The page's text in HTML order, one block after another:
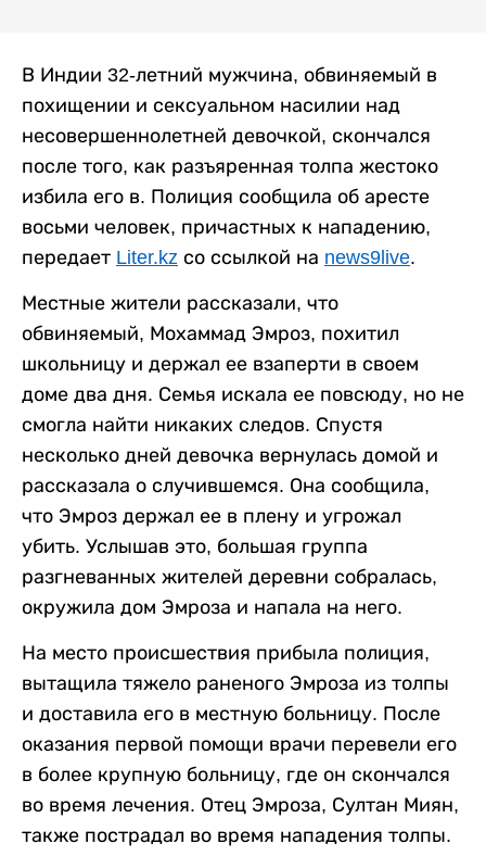
В Индии 32-летний мужчина, обвиняемый в
похищении и сексуальном насилии над
несовершеннолетней девочкой, скончался
после того, как разъяренная толпа жестоко
избила его в. Полиция сообщила об аресте
восьми человек, причастных к нападению,
передает Liter.kz со ссылкой на news9live.
Местные жители рассказали, что
обвиняемый, Мохаммад Эмроз, похитил
школьницу и держал ее взаперти в своем
доме два дня. Семья искала ее повсюду, но не
смогла найти никаких следов. Спустя
несколько дней девочка вернулась домой и
рассказала о случившемся. Она сообщила,
что Эмроз держал ее в плену и угрожал
убить. Услышав это, большая группа
разгневанных жителей деревни собралась,
окружила дом Эмроза и напала на него.
На место происшествия прибыла полиция,
вытащила тяжело раненого Эмроза из толпы
и доставила его в местную больницу. После
оказания первой помощи врачи перевели его
в более крупную больницу, где он скончался
во время лечения. Отец Эмроза, Султан Миян,
также пострадал во время нападения толпы.